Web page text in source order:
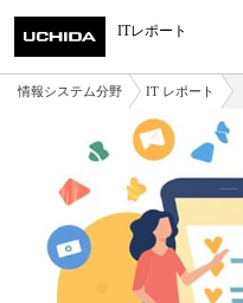
情報システム分野 IT レポート
ITレポート